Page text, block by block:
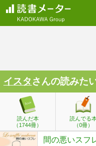
イスタさんの読みた
読んだ本
（1744冊）
読んでる
（0冊）
間の悪いスフ